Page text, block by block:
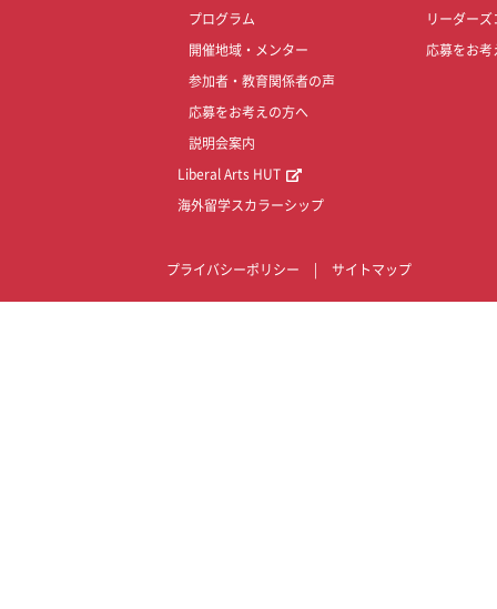
プログラム
開催地域・メンター
参加者・教育関係者の声
応募をお考えの方へ
説明会案内
Liberal Arts HUT
海外留学スカラーシップ
リーダーズ
応募をお考
プライバシーポリシー サイトマップ